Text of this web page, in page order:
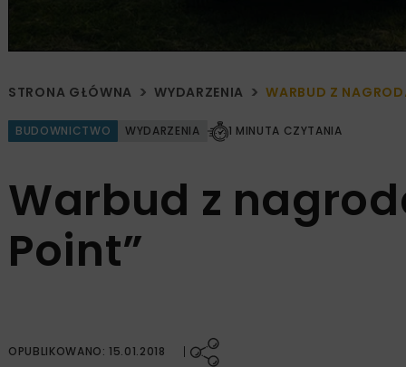
STRONA GŁÓWNA WYDARZENIA WARBUD Z
BUDOWNICTWO WYDARZENIA 1 MINUTA CZYTANIA
Warbud z
Point”
OPUBLIKOWANO: 15.01.2018